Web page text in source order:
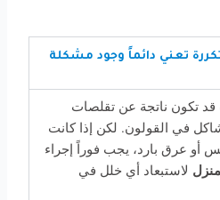
تعني دائماً وجود مشكلة
قد تكون ناتجة عن تقلصات
في القولون. لكن إذا كانت
أو عرق بارد، يجب فوراً إجراء
لاستبعاد أي خلل في